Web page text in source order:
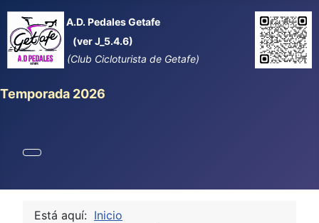
A.D. Pedales Getafe
(ver J_5.4.6)
(Club Cicloturista de Getafe)
Temporada 2026
Está aquí: Inicio